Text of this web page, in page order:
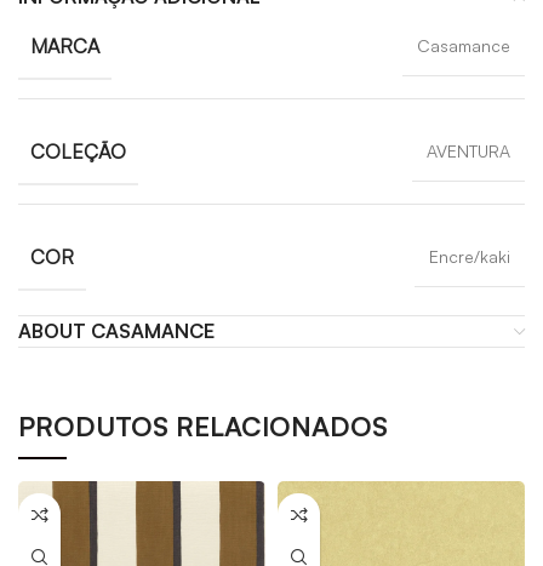
MARCA Casamance
COLEÇÃO AVENTURA
COR Encre/kaki
ABOUT CASAMANCE
PRODUTOS RELACIONADOS